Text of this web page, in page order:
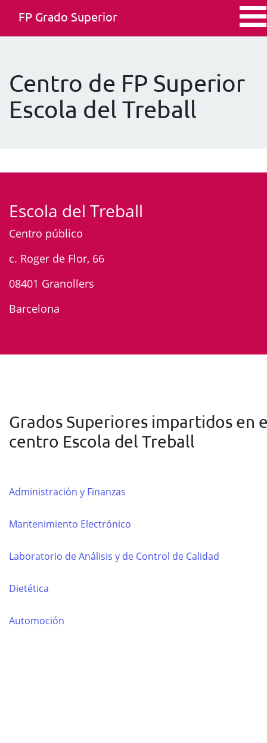
FP Grado Superior
Centro de FP Superior
Escola del Treball
Escola del Treball
Centro público
c. Roger de Flor, 66
08401 Granollers
Barcelona
Grados Superiores impartidos en
centro Escola del Treball
Administración y Finanzas
Mantenimiento Electrónico
Laboratorio de Análisis y de Control de Calidad
Dietética
Automoción